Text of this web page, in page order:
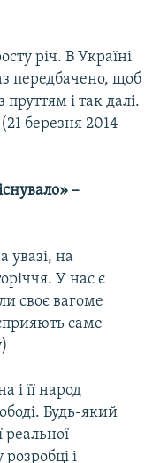
річ. В Україні
передбачено, щоб
і так далі.
березня 2014
–
увазі, на
У нас є
своє вагоме
саме
і її народ
Будь-який
реальної
і